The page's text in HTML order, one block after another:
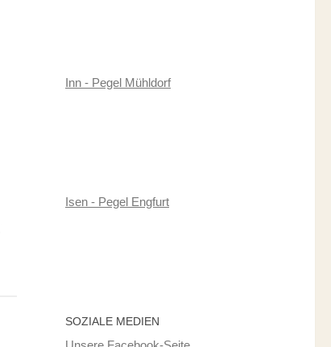
Inn - Pegel Mühldorf
Isen - Pegel Engfurt
SOZIALE MEDIEN